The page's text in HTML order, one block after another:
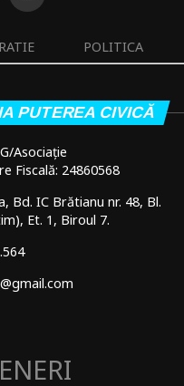
POLITICA
PUTEREA CIVICĂ
Asociație
Fiscală: 24860568
Bd. IC Brătianu nr. 48, Bl.
Et. 1, Biroul 7.